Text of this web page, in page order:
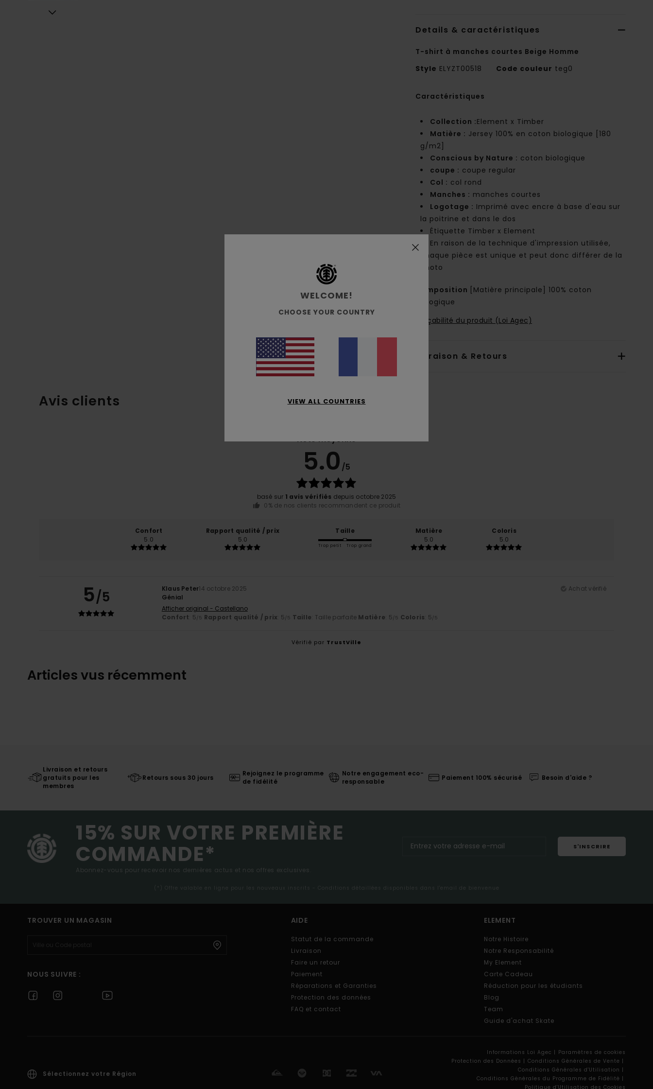
Details & caractéristiques
T-shirt à manches courtes Beige Homme
Style ELYZT00518 Code couleur teg0
Caractéristiques
Collection :Element x Timber
Matière : Jersey 100% en coton biologique [180
g/m2]
Conscious by Nature : coton biologique
coupe : coupe regular
Col : col rond
Manches : manches courtes
Logotage : Imprimé avec encre à base d'eau sur
la poitrine et dans le dos
Étiquette Timber x Element
En raison de la technique d'impression utilisée,
chaque pièce est unique et peut donc différer de la
photo
Composition
[Matière principale] 100% coton
biologique
Traçabilité du produit (Loi Agec)
Livraison & Retours
Avis clients
Note moyenne
5.0 /5
basé sur 1 avis vérifiés depuis octobre 2025
0% de nos clients recommandent ce produit
Confort
5.0
Rapport qualité / prix
5.0
Taille
Trop petit Trop grand
Matière
5.0
Coloris
5.0
5/5 Klaus Peter14 octobre 2025
Achat vérifié
Génial
Afficher original - Castellano
Confort: 5/5 Rapport qualité / prix: 5/5 Taille: Taille parfaite Matière: 5/5 Coloris: 5/5
Vérifié par TrustVille
Articles vus récemment
Livraison et retours
gratuits pour les
membres
Retours sous 30 jours
Rejoignez le programme
de fidélité
Notre engagement eco-
responsable
Paiement 100% sécurisé Besoin d'aide ?
15% SUR VOTRE PREMIÈRE
COMMANDE*
Abonnez-vous pour recevoir nos dernières actus et nos offres exclusives.
S'INSCRIRE
(*) Offre valable en ligne pour les nouveaux inscrits - Conditions détaillées disponibles dans l'email de bienvenue
TROUVER UN MAGASIN
NOUS SUIVRE :
AIDE
Statut de la commande
Livraison
Faire un retour
Paiement
Réparations et Garanties
Protection des données
FAQ et contact
ELEMENT
Notre Histoire
Notre Responsabilité
My Element
Carte Cadeau
Réduction pour les étudiants
Blog
Team
Guide d'achat Skate
Sélectionnez votre Région
Informations Loi Agec | Paramètres de cookies
Protection des Données | Conditions Générales de Vente |
Conditions Générales d'Utilisation |
Conditions Générales du Programme de Fidélité |
Politique d'Utilisation des Cookies
WELCOME!
CHOOSE YOUR COUNTRY
VIEW ALL COUNTRIES